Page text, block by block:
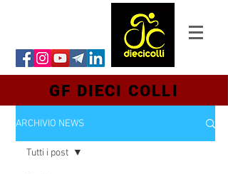
GF DIECI COLLI
ARCHIVIO NEWS
Tutti i post